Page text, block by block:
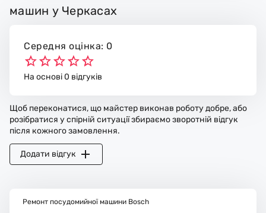
машин у Черкасах
Середня оцінка: 0
На основі 0 відгуків
Щоб переконатися, що майстер виконав роботу добре, або
розібратися у спірній ситуації збираємо зворотній відгук
після кожного замовлення.
Додати відгук
Ремонт посудомийної машини Bosch